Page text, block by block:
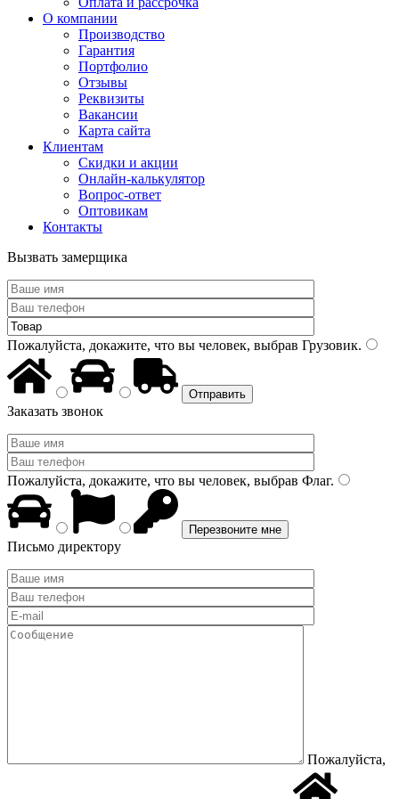
О компании
Производство
Гарантия
Портфолио
Отзывы
Реквизиты
Вакансии
Карта сайта
Клиентам
Скидки и акции
Онлайн-калькулятор
Вопрос-ответ
Оптовикам
Контакты
Вызвать замерщика
Пожалуйста, докажите, что вы человек, выбрав Грузовик.
Заказать звонок
Пожалуйста, докажите, что вы человек, выбрав Флаг.
Письмо директору
Пожалуйста,